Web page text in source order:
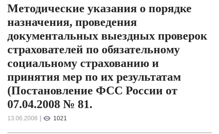
Методические указания о порядке
назначения, проведения
документальных выездных проверок
страхователей по обязательному
социальному страхованию и
принятия мер по их результатам
(Постановление ФСС России от
07.04.2008 № 81.
13.06.2008 | 1021